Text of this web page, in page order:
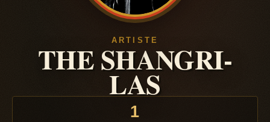
ARTISTE
THE SHANGRI-
LAS
1